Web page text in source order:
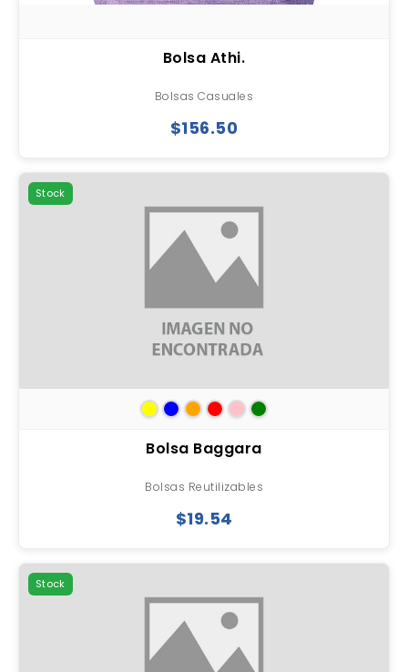
Bolsa Athi.
Bolsas Casuales
$156.50
Stock
Bolsa Baggara
Bolsas Reutilizables
$19.54
Stock